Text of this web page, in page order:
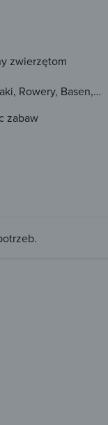
zwierzętom
Rowery, Basen,
zabaw